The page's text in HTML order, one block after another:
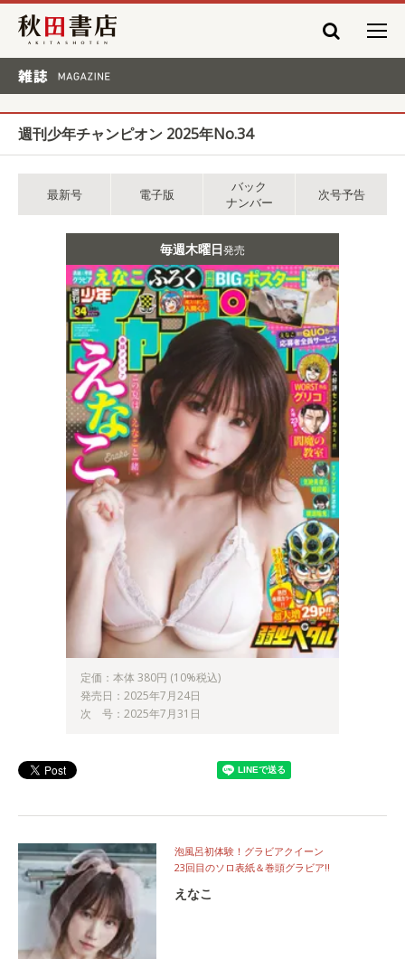
秋田書店
週刊少年チャンピオン 2025年No.34
最新号 電子版
バック
ナンバー
次号予告
毎週木曜日発売
定価：本体 380円 (10%税込)
発売日：2025年7月24日
次 号：2025年7月31日
泡風呂初体験！グラビアクイーン
23回目のソロ表紙＆巻頭グラビア!!
えなこ